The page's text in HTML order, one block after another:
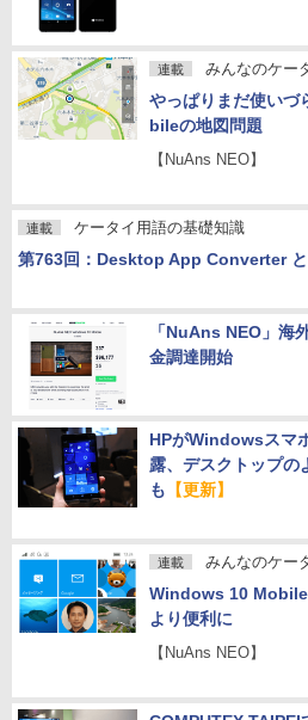
連載 みんなのケー
やっぱりまだ使い
bileの地図問題
【NuAns NEO】
連載 ケータイ用語の基礎知識
第763回：Desktop App Converter
「NuAns NEO」海
金調達開始
HPがWindowsスマ
露、デスクトップの
も 【更新】
連載 みんなのケー
Windows 10
より便利に
【NuAns NEO】